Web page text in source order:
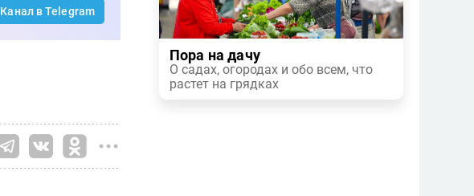
Канал в Telegram
Пора на дачу
О садах, огородах и обо всем, что
растет на грядках